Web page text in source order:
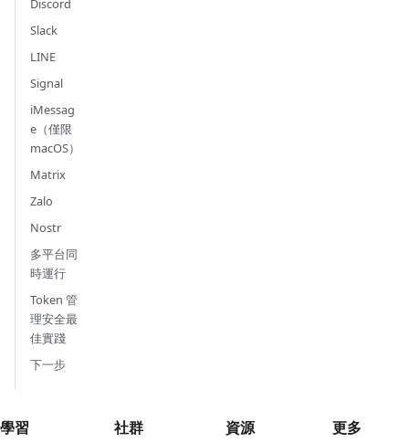
Discord
Slack
LINE
Signal
iMessag
e（僅限
macOS）
Matrix
Zalo
Nostr
多平台同
時運行
Token 管
理安全最
佳實踐
下一步
學習
社群
資源
更多